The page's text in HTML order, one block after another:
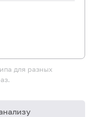
для разных